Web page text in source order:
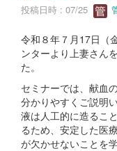
投稿日時 : 07/25
令和８年７月17日（
ンターより上妻さん
た。
セミナーでは、献血
分かりやすくご説明
液は人工的に造るこ
るため、安定した医
が欠かせないことを学